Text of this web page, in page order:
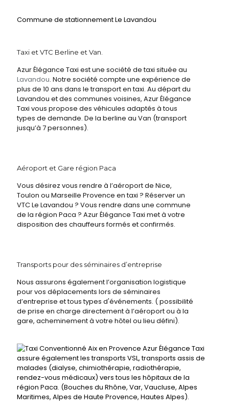
Commune de stationnement Le Lavandou
Taxi et VTC Berline et Van.
Azur Élégance Taxi est une société de taxi située au
Lavandou. Notre société compte une expérience de
plus de 10 ans dans le transport en taxi. Au départ du
Lavandou et des communes voisines, Azur Élégance
Taxi vous propose des véhicules adaptés à tous
types de demande. De la berline au Van (transport
jusqu’à 7 personnes).
Aéroport et Gare région Paca
Vous désirez vous rendre à l’aéroport de Nice,
Toulon ou Marseille Provence en taxi ? Réserver un
VTC Le Lavandou ? Vous rendre dans une commune
de la région Paca ? Azur Élégance Taxi met à votre
disposition des chauffeurs formés et confirmés.
Transports pour des séminaires d’entreprise
Nous assurons également l’organisation logistique
pour vos déplacements lors de séminaires
d’entreprise et tous types d'événements. ( possibilité
de prise en charge directement à l’aéroport ou à la
gare, acheminement à votre hôtel ou lieu défini).
Azur Élégance Taxi
assure également les transports VSL, transports assis de
malades (dialyse, chimiothérapie, radiothérapie,
rendez-vous médicaux) vers tous les hôpitaux de la
région Paca. (Bouches du Rhône, Var, Vaucluse, Alpes
Maritimes, Alpes de Haute Provence, Hautes Alpes).